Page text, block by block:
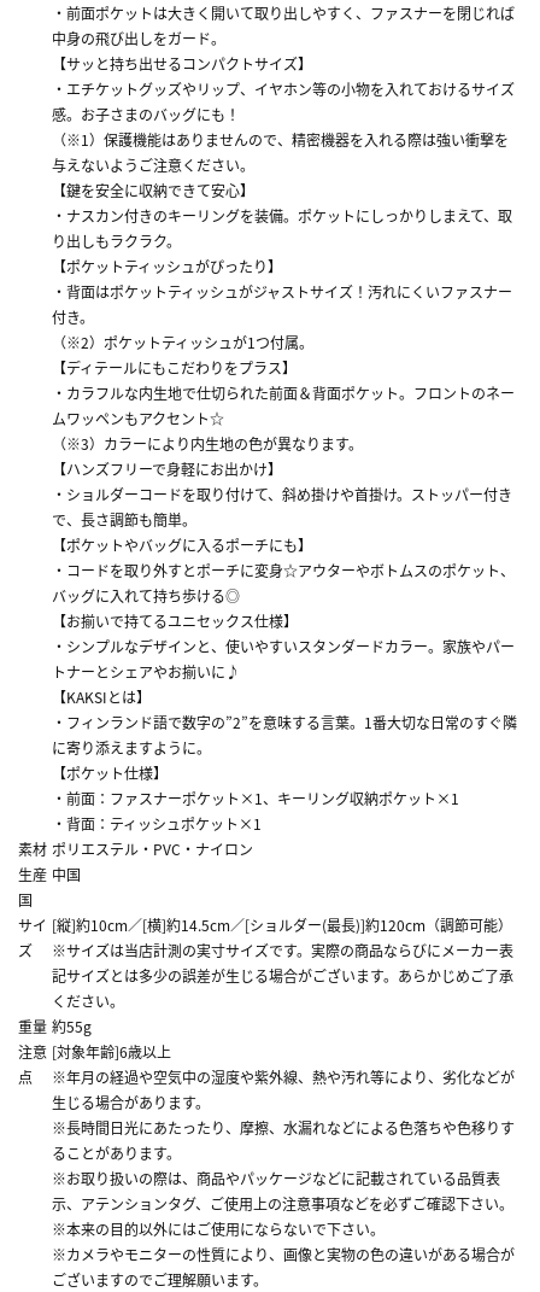
・前面ポケットは大きく開いて取り出しやすく、ファスナーを閉じれば
中身の飛び出しをガード。
【サッと持ち出せるコンパクトサイズ】
・エチケットグッズやリップ、イヤホン等の小物を入れておけるサイズ
感。お子さまのバッグにも！
（※1）保護機能はありませんので、精密機器を入れる際は強い衝撃を
与えないようご注意ください。
【鍵を安全に収納できて安心】
・ナスカン付きのキーリングを装備。ポケットにしっかりしまえて、取
り出しもラクラク。
【ポケットティッシュがぴったり】
・背面はポケットティッシュがジャストサイズ！汚れにくいファスナー
付き。
（※2）ポケットティッシュが1つ付属。
【ディテールにもこだわりをプラス】
・カラフルな内生地で仕切られた前面＆背面ポケット。フロントのネー
ムワッペンもアクセント☆
（※3）カラーにより内生地の色が異なります。
【ハンズフリーで身軽にお出かけ】
・ショルダーコードを取り付けて、斜め掛けや首掛け。ストッパー付き
で、長さ調節も簡単。
【ポケットやバッグに入るポーチにも】
・コードを取り外すとポーチに変身☆アウターやボトムスのポケット、
バッグに入れて持ち歩ける◎
【お揃いで持てるユニセックス仕様】
・シンプルなデザインと、使いやすいスタンダードカラー。家族やパー
トナーとシェアやお揃いに♪
【KAKSIとは】
・フィンランド語で数字の”2”を意味する言葉。1番大切な日常のすぐ隣
に寄り添えますように。
【ポケット仕様】
・前面：ファスナーポケット×1、キーリング収納ポケット×1
・背面：ティッシュポケット×1
素材 ポリエステル・PVC・ナイロン
生産
国
中国
サイ
ズ
[縦]約10cm／[横]約14.5cm／[ショルダー(最長)]約120cm（調節可能）
※サイズは当店計測の実寸サイズです。実際の商品ならびにメーカー表
記サイズとは多少の誤差が生じる場合がございます。あらかじめご了承
ください。
重量 約55g
注意
点
[対象年齢]6歳以上
※年月の経過や空気中の湿度や紫外線、熱や汚れ等により、劣化などが
生じる場合があります。
※長時間日光にあたったり、摩擦、水漏れなどによる色落ちや色移りす
ることがあります。
※お取り扱いの際は、商品やパッケージなどに記載されている品質表
示、アテンションタグ、ご使用上の注意事項などを必ずご確認下さい。
※本来の目的以外にはご使用にならないで下さい。
※カメラやモニターの性質により、画像と実物の色の違いがある場合が
ございますのでご理解願います。